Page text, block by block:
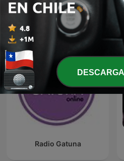
Cuentos en inglés
Radio Gatuna